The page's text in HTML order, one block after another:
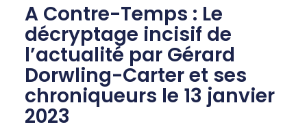
A Contre-Temps : Le
décryptage incisif de
l’actualité par Gérard
Dorwling-Carter et ses
chroniqueurs le 13 janvier
2023